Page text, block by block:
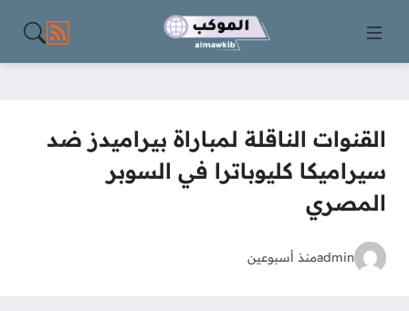
مواقع
القنوات الناقلة لمباراة بيراميدز ضد
سيراميكا كليوباترا في السوبر
المصري
adminمنذ أسبوعين